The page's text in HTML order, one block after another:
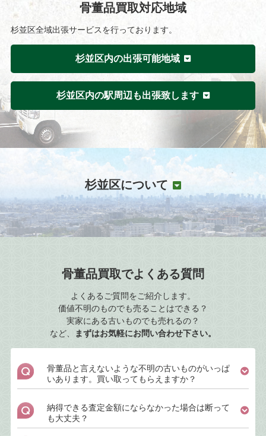
骨董品買取対応地域
杉並区全域出張サービスを行っております。
杉並区内の出張可能地域
杉並区内の駅周辺も出張致します
杉並区について
骨董品買取でよくある質問
よくあるご質問をご紹介します。
価値不明のものでも売ることはできる？
実家にある古いものでも売れるの？
など、
まずはお気軽にお問い合わせ下さい。
骨董品と言えないような不明の古いものがいっぱ
いあります。買い取ってもらえますか？
納得できる査定金額にならなかった場合は断って
も大丈夫？